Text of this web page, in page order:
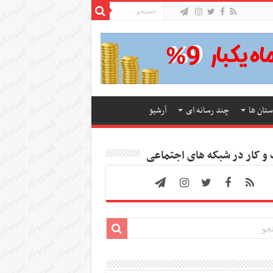
ها چند رسانه ای آرشیو
کار در شبکه های اجتماعی